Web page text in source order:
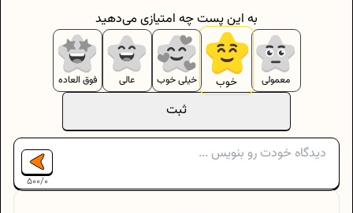
ثبت
معمولی خوب خیلی خوب عالی فوق العاده
به این پست چه امتیازی می‌دهید
500/0